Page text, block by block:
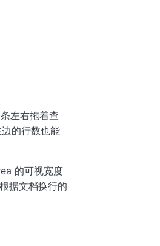
左右拖着查
的行数也能
的可视宽度
据文档换行的